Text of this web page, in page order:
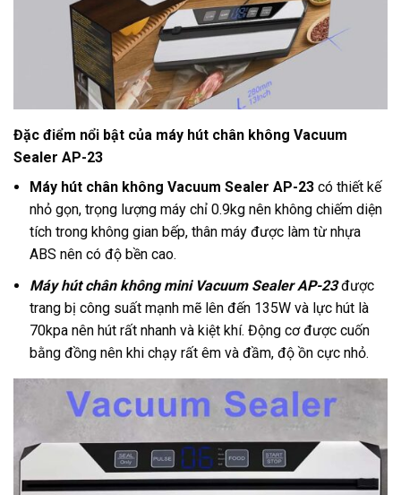
Đặc điểm nổi bật của máy hút chân không Vacuum
Sealer AP-23
Máy hút chân không Vacuum Sealer AP-23 có thiết kế
nhỏ gọn, trọng lượng máy chỉ 0.9kg nên không chiếm diện
tích trong không gian bếp, thân máy được làm từ nhựa
ABS nên có độ bền cao.
Máy hút chân không mini Vacuum Sealer AP-23được
trang bị công suất mạnh mẽ lên đến 135W và lực hút là
70kpa nên hút rất nhanh và kiệt khí. Động cơ được cuốn
bằng đồng nên khi chạy rất êm và đầm, độ ồn cực nhỏ.